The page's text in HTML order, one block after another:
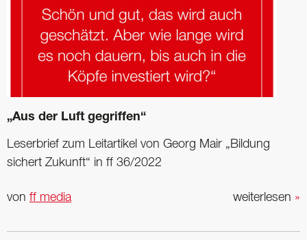
„Aus der Luft gegriffen“
Leserbrief zum Leitartikel von Georg Mair „Bildung
sichert Zukunft“ in ff 36/2022
weiterlesen »
von ff media